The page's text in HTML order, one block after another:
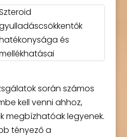
és
során számos
kell venni ahhoz,
megbízhatóak legyenek.
tényező a